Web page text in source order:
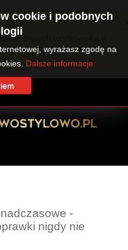
danych użytkownika o
-
nigdy nie
cookie i podobnych
wyrażasz zgodę na
Dalsze informacje